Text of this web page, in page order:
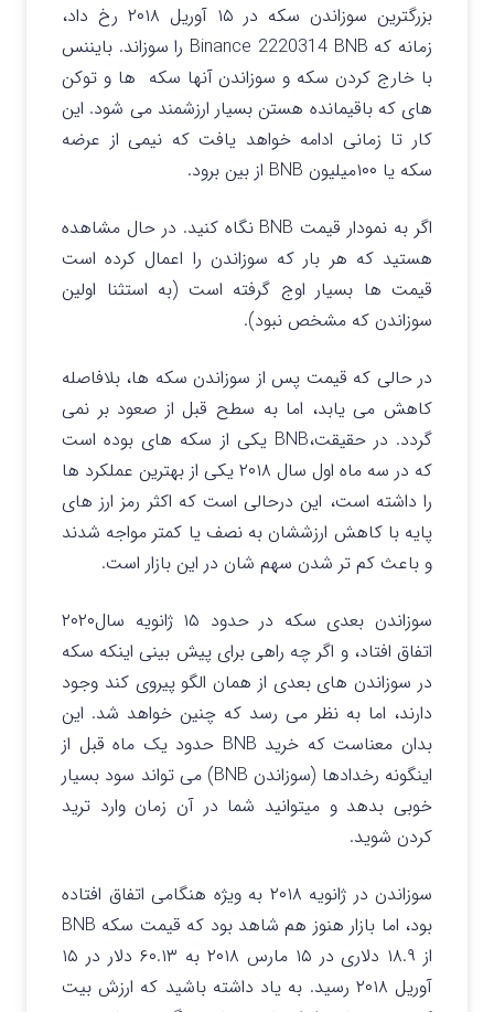
بزرگترین سوزاندن سکه در ۱۵ آوریل ۲۰۱۸ رخ داد،
زمانه که Binance 2220314 BNB را سوزاند. بایننس
با خارج کردن سکه و سوزاندن آنها سکه ها و توکن
های که باقیمانده هستن بسیار ارزشمند می شود. این
کار تا زمانی ادامه خواهد یافت که نیمی از عرضه
سکه یا ۱۰۰میلیون BNB از بین برود.
اگر به نمودار قیمت BNB نگاه کنید. در حال مشاهده
هستید که هر بار که سوزاندن را اعمال کرده است
قیمت ها بسیار اوج گرفته است (به استثنا اولین
سوزاندن که مشخص نبود).
در حالی که قیمت پس از سوزاندن سکه ها، بلافاصله
کاهش می یابد، اما به سطح قبل از صعود بر نمی
گردد. در حقیقت،BNB یکی از سکه های بوده است
که در سه ماه اول سال ۲۰۱۸ یکی از بهترین عملکرد ها
را داشته است، این درحالی است که اکثر رمز ارز های
پایه با کاهش ارزششان به نصف یا کمتر مواجه شدند
و باعث کم تر شدن سهم شان در این بازار است.
سوزاندن بعدی سکه در حدود ۱۵ ژانویه سال۲۰۲۰
اتفاق افتاد، و اگر چه راهی برای پیش بینی اینکه سکه
در سوزاندن های بعدی از همان الگو پیروی کند وجود
دارند، اما به نظر می رسد که چنین خواهد شد. این
بدان معناست که خرید BNB حدود یک ماه قبل از
اینگونه رخدادها (سوزاندن BNB) می تواند سود بسیار
خوبی بدهد و میتوانید شما در آن زمان وارد ترید
کردن شوید.
سوزاندن در ژانویه ۲۰۱۸ به ویژه هنگامی اتفاق افتاده
بود، اما بازار هنوز هم شاهد بود که قیمت سکه BNB
از ۱۸.۹ دلاری در ۱۵ مارس ۲۰۱۸ به ۶۰.۱۳ دلار در ۱۵
آوریل ۲۰۱۸ رسید. به یاد داشته باشید که ارزش بیت